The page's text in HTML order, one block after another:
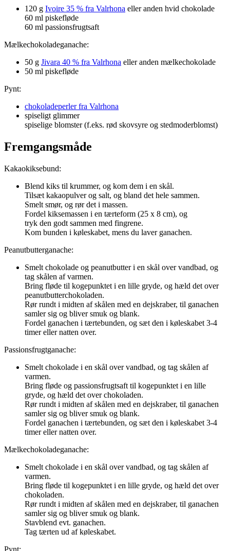
120 g Ivoire 35 % fra Valrhona eller anden hvid chokolade
60 ml piskefløde
60 ml passionsfrugtsaft
Mælkechokoladeganache:
50 g Jivara 40 % fra Valrhona eller anden mælkechokolade
50 ml piskefløde
Pynt:
chokoladeperler fra Valrhona
spiseligt glimmer
spiselige blomster (f.eks. rød skovsyre og stedmoderblomst)
Fremgangsmåde
Kakaokiksebund:
Blend kiks til krummer, og kom dem i en skål.
Tilsæt kakaopulver og salt, og bland det hele sammen.
Smelt smør, og rør det i massen.
Fordel kiksemassen i en tærteform (25 x 8 cm), og
tryk den godt sammen med fingrene.
Kom bunden i køleskabet, mens du laver ganachen.
Peanutbutterganache:
Smelt chokolade og peanutbutter i en skål over vandbad, og
tag skålen af varmen.
Bring fløde til kogepunktet i en lille gryde, og hæld det over
peanutbutterchokoladen.
Rør rundt i midten af skålen med en dejskraber, til ganachen
samler sig og bliver smuk og blank.
Fordel ganachen i tærtebunden, og sæt den i køleskabet 3-4
timer eller natten over.
Passionsfrugtganache:
Smelt chokolade i en skål over vandbad, og tag skålen af
varmen.
Bring fløde og passionsfrugtsaft til kogepunktet i en lille
gryde, og hæld det over chokoladen.
Rør rundt i midten af skålen med en dejskraber, til ganachen
samler sig og bliver smuk og blank.
Fordel ganachen i tærtebunden, og sæt den i køleskabet 3-4
timer eller natten over.
Mælkechokoladeganache:
Smelt chokolade i en skål over vandbad, og tag skålen af
varmen.
Bring fløde til kogepunktet i en lille gryde, og hæld det over
chokoladen.
Rør rundt i midten af skålen med en dejskraber, til ganachen
samler sig og bliver smuk og blank.
Stavblend evt. ganachen.
Tag tærten ud af køleskabet.